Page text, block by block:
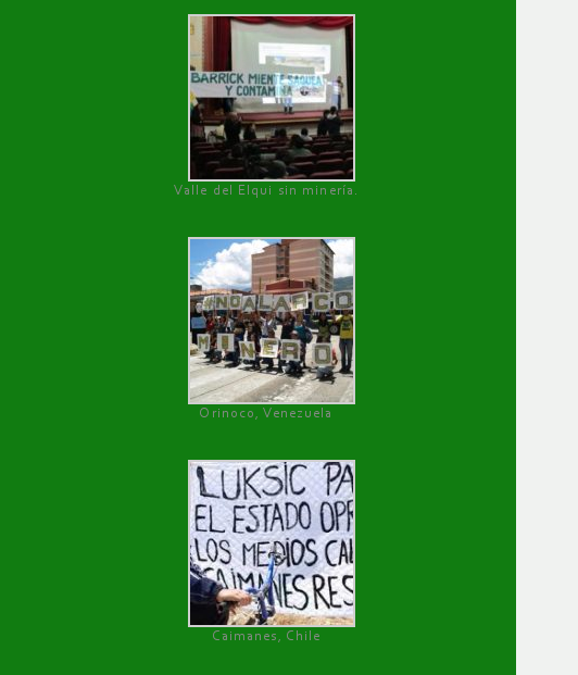
Valle del Elqui sin minería.
Orinoco, Venezuela
Caimanes, Chile